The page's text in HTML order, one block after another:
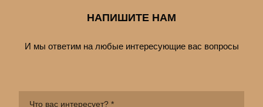
НАПИШИТЕ НАМ
И мы ответим на любые интересующие вас вопросы